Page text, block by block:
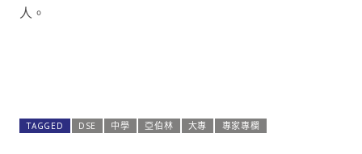
人。
TAGGED DSE 中學 亞伯林 大專 專家專欄